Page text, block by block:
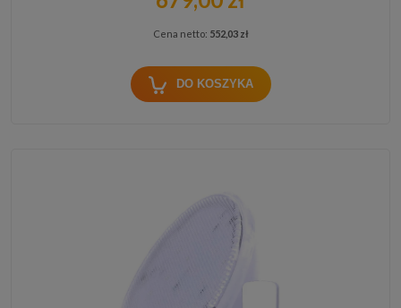
Cena netto: 552,03 zł
DO KOSZYKA